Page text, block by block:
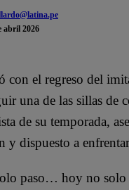
abril 2026
con el regreso del
una de las sillas de
de su temporada,
y dispuesto a
paso… hoy no solo